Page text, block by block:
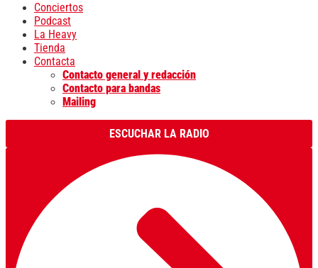
Conciertos
Podcast
La Heavy
Tienda
Contacta
Contacto general y redacción
Contacto para bandas
Mailing
ESCUCHAR LA RADIO